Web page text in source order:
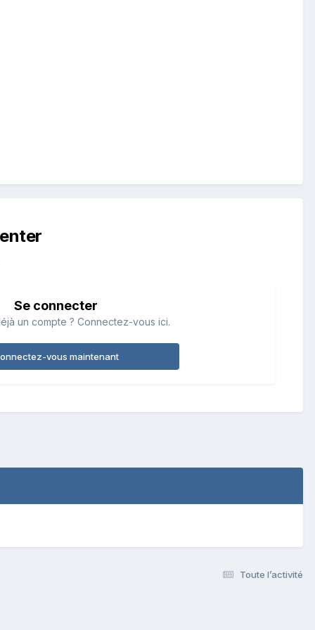
Se connecter
un compte ? Connectez-vous ici.
vous maintenant
Toute l’activité